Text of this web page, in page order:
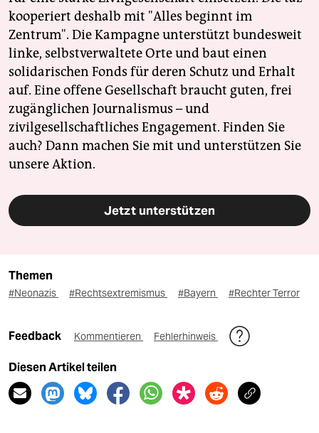
kooperiert deshalb mit "Alles beginnt im
Zentrum". Die Kampagne unterstützt bundesweit
linke, selbstverwaltete Orte und baut einen
solidarischen Fonds für deren Schutz und Erhalt
auf. Eine offene Gesellschaft braucht guten, frei
zugänglichen Journalismus – und
zivilgesellschaftliches Engagement. Finden Sie
auch? Dann machen Sie mit und unterstützen Sie
unsere Aktion.
Jetzt unterstützen
Themen
#Neonazis #Rechtsextremismus #Bayern #Rechter Terror
Feedback Kommentieren Fehlerhinweis
Diesen Artikel teilen